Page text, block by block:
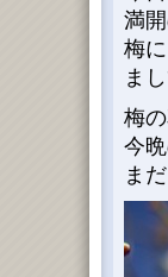
満
梅
ま
梅
今
ま